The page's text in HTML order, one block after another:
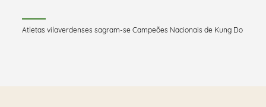
Atletas vilaverdenses sagram-se Campeões Nacionais de Kung Do